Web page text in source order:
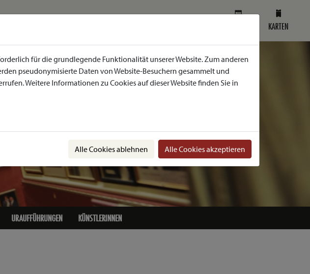
KARTEN
URAUFFÜHRUNGEN KÜNSTLERINNEN
für die grundlegende Funktionalität unserer Website. Zum anderen
pseudonymisierte Daten von Website-Besuchern gesammelt und
Weitere Informationen zu Cookies auf dieser Website finden Sie in
Alle Cookies ablehnen Alle Cookies akzeptieren